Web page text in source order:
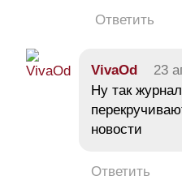
Ответить
VivaOd 23
Ну так
новости
Ответить